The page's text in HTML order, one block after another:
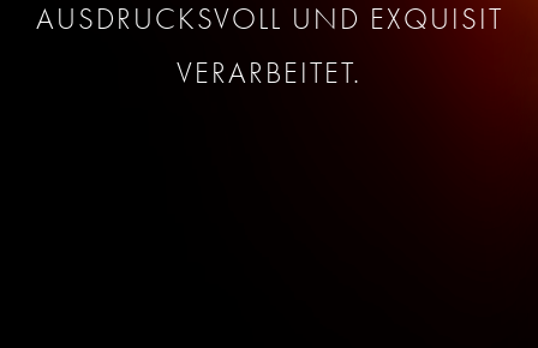
AUSDRUCKSVOLL UND EXQUISIT
VERARBEITET.